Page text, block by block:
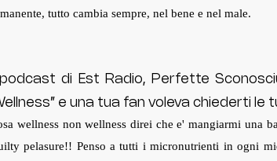
tutto cambia sempre, nel bene e nel male.
di Est Radio, Perfette
e una tua fan voleva chiederti le
wellness non wellness direi che e' mangiarmi una
pelasure!! Penso a tutti i micronutrienti in ogni